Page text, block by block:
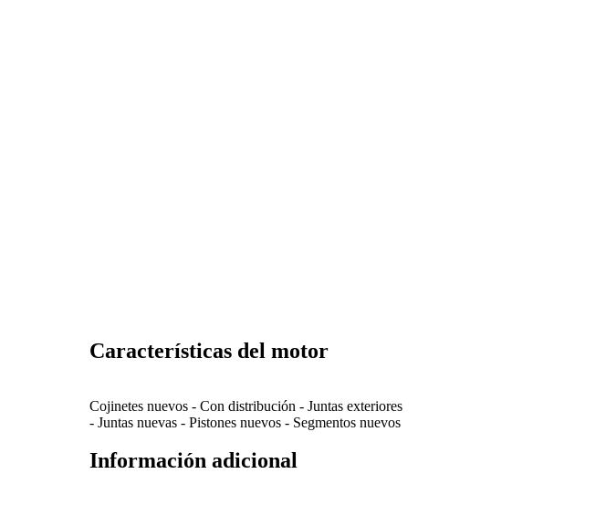
Características del motor
Cojinetes nuevos- Con distribución- Juntas exteriores
- Juntas nuevas- Pistones nuevos- Segmentos nuevos
Información adicional